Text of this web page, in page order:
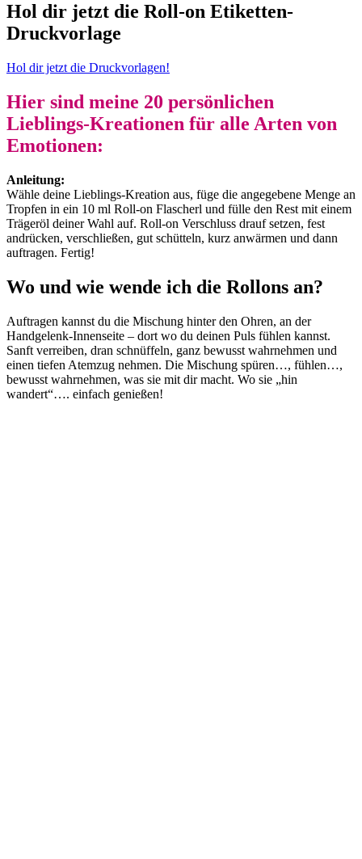
Hol dir jetzt die Roll-on Etiketten-
Druckvorlage
Hol dir jetzt die Druckvorlagen!
Hier sind meine 20 persönlichen
Lieblings-Kreationen für alle Arten von
Emotionen:
Anleitung:
Wähle deine Lieblings-Kreation aus, füge die angegebene Menge an
Tropfen in ein 10 ml Roll-on Flascherl und fülle den Rest mit einem
Trägeröl deiner Wahl auf. Roll-on Verschluss drauf setzen, fest
andrücken, verschließen, gut schütteln, kurz anwärmen und dann
auftragen. Fertig!
Wo und wie wende ich die Rollons an?
Auftragen kannst du die Mischung hinter den Ohren, an der
Handgelenk-Innenseite – dort wo du deinen Puls fühlen kannst.
Sanft verreiben, dran schnüffeln, ganz bewusst wahrnehmen und
einen tiefen Atemzug nehmen. Die Mischung spüren…, fühlen…,
bewusst wahrnehmen, was sie mit dir macht. Wo sie „hin
wandert“…. einfach genießen!